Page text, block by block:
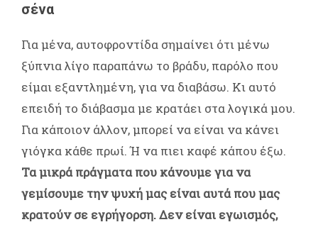
σένα
Για μένα, αυτοφροντίδα σημαίνει ότι μένω
ξύπνια λίγο παραπάνω το βράδυ, παρόλο που
είμαι εξαντλημένη, για να διαβάσω. Κι αυτό
επειδή το διάβασμα με κρατάει στα λογικά μου.
Για κάποιον άλλον, μπορεί να είναι να κάνει
γιόγκα κάθε πρωί. Ή να πιει καφέ κάπου έξω.
Τα μικρά πράγματα που κάνουμε για να
γεμίσουμε την ψυχή μας είναι αυτά που μας
κρατούν σε εγρήγορση. Δεν είναι εγωισμός,